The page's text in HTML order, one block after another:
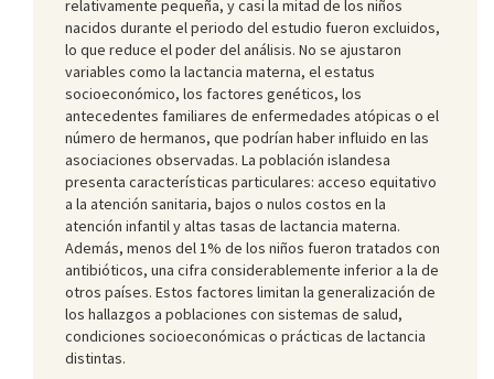
relativamente pequeña, y casi la mitad de los niños
nacidos durante el periodo del estudio fueron excluidos,
lo que reduce el poder del análisis. No se ajustaron
variables como la lactancia materna, el estatus
socioeconómico, los factores genéticos, los
antecedentes familiares de enfermedades atópicas o el
número de hermanos, que podrían haber influido en las
asociaciones observadas. La población islandesa
presenta características particulares: acceso equitativo
a la atención sanitaria, bajos o nulos costos en la
atención infantil y altas tasas de lactancia materna.
Además, menos del 1% de los niños fueron tratados con
antibióticos, una cifra considerablemente inferior a la de
otros países. Estos factores limitan la generalización de
los hallazgos a poblaciones con sistemas de salud,
condiciones socioeconómicas o prácticas de lactancia
distintas.